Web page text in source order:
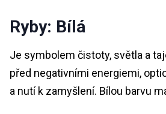
Ryby: Bílá
Je symbolem čistoty, světla a
před negativními energiemi,
a nutí k zamyšlení. Bílou barvu